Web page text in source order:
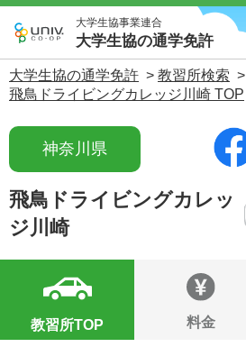
大学生協事業連合
大学生協の通学免許
大学生協の通学免許 > 教習所検索 >
飛鳥ドライビングカレッジ川崎 TOP
神奈川県
飛鳥ドライビングカレッ
ジ川崎
教習所TOP 料金